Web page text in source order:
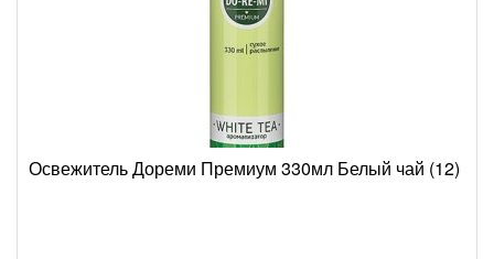
Освежитель Дореми Премиум 330мл Белый чай (12)